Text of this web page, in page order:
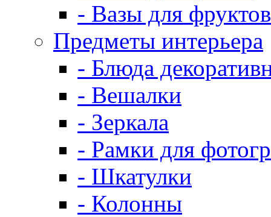
- Вазы для фруктов
Предметы интерьера
- Блюда
- Вешалки
- Зеркала
- Рамки для
- Шкатулки
- Колонны